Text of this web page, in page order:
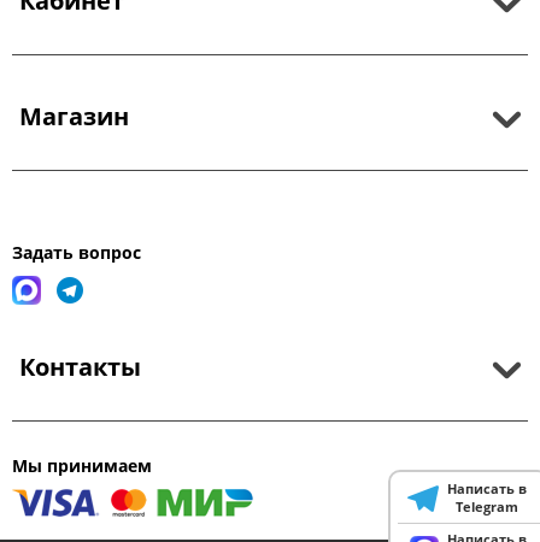
Магазин
Задать вопрос
Контакты
Мы принимаем
Написать в
Telegram